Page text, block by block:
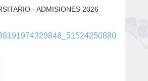
- ADMISIONES 2026